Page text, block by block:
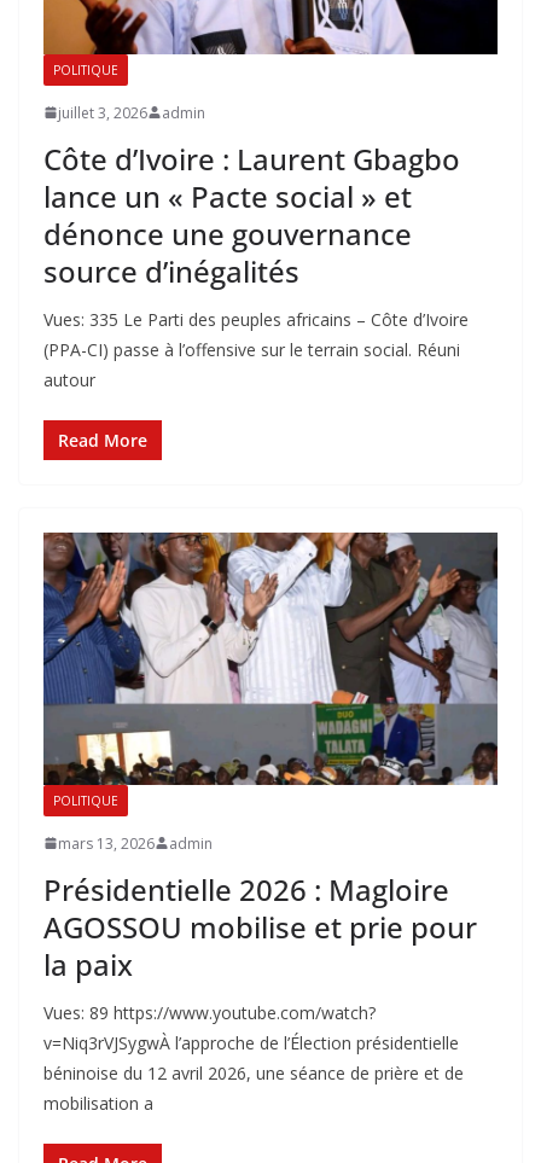
POLITIQUE
juillet 3, 2026 admin
Côte d’Ivoire : Laurent Gbagbo
lance un « Pacte social » et
dénonce une gouvernance
source d’inégalités
Vues: 335 Le Parti des peuples africains – Côte d’Ivoire
(PPA-CI) passe à l’offensive sur le terrain social. Réuni
autour
Read More
POLITIQUE
mars 13, 2026 admin
‎Présidentielle 2026 : Magloire
AGOSSOU mobilise et prie pour
la paix
Vues: 89 https://www.youtube.com/watch?
v=Niq3rVJSygw‎À l’approche de l’Élection présidentielle
béninoise du 12 avril 2026, une séance de prière et de
mobilisation a